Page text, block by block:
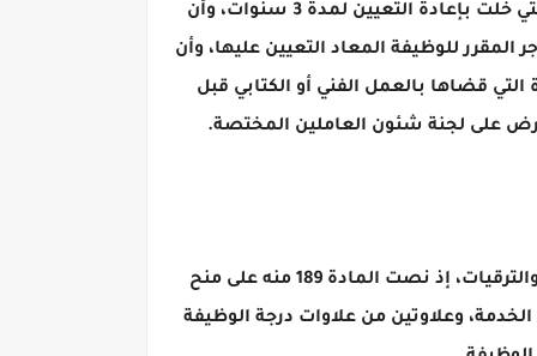
كما اشترط قانون الخدمة ولائحته التنفيذية، للتسوية بالمؤهل الأعلى، عدم طلب الإعلان عن شغل الوظيفة التي خلت بإعادة التعيين لمدة 3 سنوات، وأن
للوظيفة المعاد التعيين عليها، وأن
قضاها بالعمل الفني أو الكتابي قبل
وحرص قانون الخدمة المدنية، على أن يمنح الحاصلين على المؤهل الأعلى أثناء الخدمة امتيازات في العلاوات والترقيات، إذ نصت المادة 189 منه على منح
وعلاوتين من علاوات درجة الوظيفة